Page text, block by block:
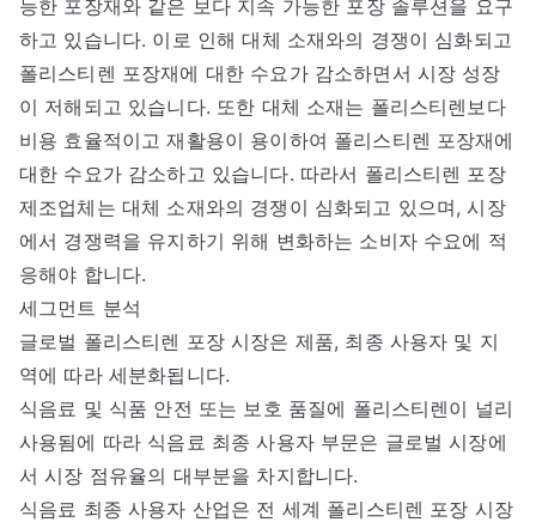
능한 포장재와 같은 보다 지속 가능한 포장 솔루션을 요구
하고 있습니다. 이로 인해 대체 소재와의 경쟁이 심화되고
폴리스티렌 포장재에 대한 수요가 감소하면서 시장 성장
이 저해되고 있습니다. 또한 대체 소재는 폴리스티렌보다
비용 효율적이고 재활용이 용이하여 폴리스티렌 포장재에
대한 수요가 감소하고 있습니다. 따라서 폴리스티렌 포장
제조업체는 대체 소재와의 경쟁이 심화되고 있으며, 시장
에서 경쟁력을 유지하기 위해 변화하는 소비자 수요에 적
응해야 합니다.
세그먼트 분석
글로벌 폴리스티렌 포장 시장은 제품, 최종 사용자 및 지
역에 따라 세분화됩니다.
식음료 및 식품 안전 또는 보호 품질에 폴리스티렌이 널리
사용됨에 따라 식음료 최종 사용자 부문은 글로벌 시장에
서 시장 점유율의 대부분을 차지합니다.
식음료 최종 사용자 산업은 전 세계 폴리스티렌 포장 시장